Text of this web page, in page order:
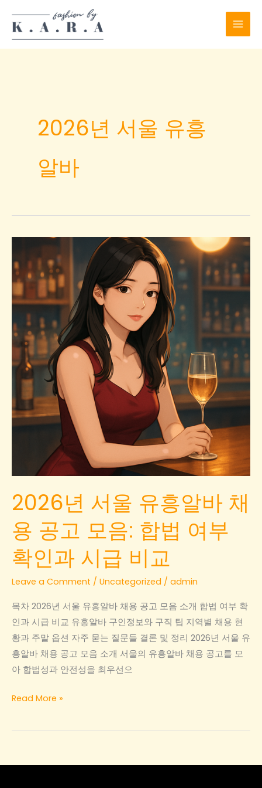
content
2026년 서울 유흥
알바
2026년 서울 유흥알바 채
용 공고 모음: 합법 여부
확인과 시급 비교
Leave a Comment / Uncategorized / admin
목차 2026년 서울 유흥알바 채용 공고 모음 소개 합법 여부 확
인과 시급 비교 유흥알바 구인정보와 구직 팁 지역별 채용 현
황과 주말 옵션 자주 묻는 질문들 결론 및 정리 2026년 서울 유
흥알바 채용 공고 모음 소개 서울의 유흥알바 채용 공고를 모
아 합법성과 안전성을 최우선으
2026
서
Read More »